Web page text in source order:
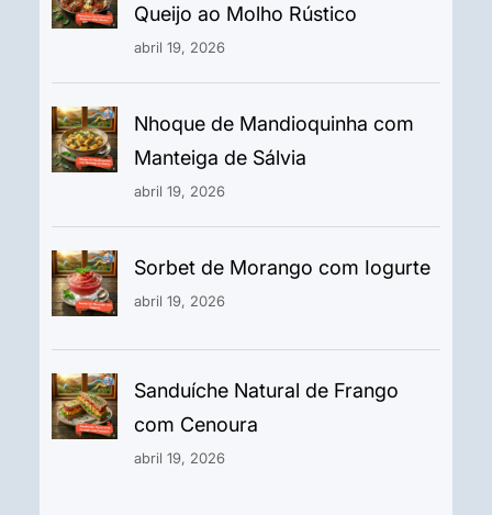
Queijo ao Molho Rústico
abril 19, 2026
Nhoque de Mandioquinha com
Manteiga de Sálvia
abril 19, 2026
Sorbet de Morango com Iogurte
abril 19, 2026
Sanduíche Natural de Frango
com Cenoura
abril 19, 2026